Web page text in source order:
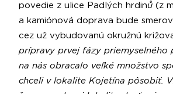
povedie z ulice Padlých hrdinů (z
a kamiónová doprava bude
cez už vybudovanú okružnú
prípravy prvej fázy priemyselného
na nás obracalo veľké množstvo
chceli v lokalite Kojetína pôsobiť.